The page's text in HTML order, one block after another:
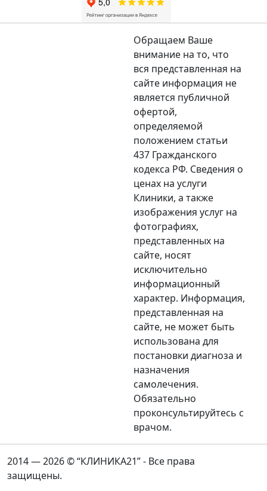
Обращаем Ваше
внимание на то, что
вся представленная на
сайте информация не
является публичной
офертой,
определяемой
положением статьи
437 Гражданского
кодекса РФ. Сведения о
ценах на услуги
Клиники, а также
изображения услуг на
фотографиях,
представленных на
сайте, носят
исключительно
информационный
характер. Информация,
представленная на
сайте, не может быть
использована для
постановки диагноза и
назначения
самолечения.
Обязательно
проконсультируйтесь с
врачом.
2014 — 2026 © “КЛИНИКА21” - Все права
защищены.